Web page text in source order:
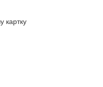
картку